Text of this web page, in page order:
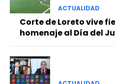
ACTUALIDAD
Corte de Loreto vive
homenaje al Día del